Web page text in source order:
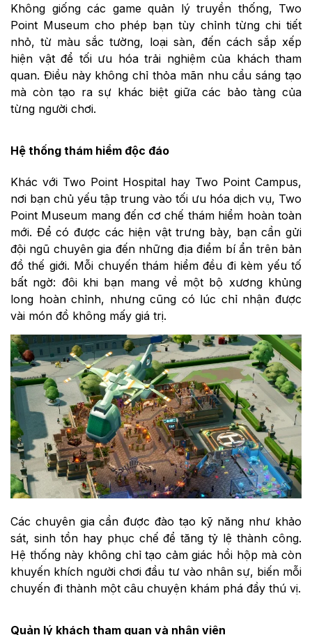
Không giống các game quản lý truyền thống, Two
Point Museum cho phép bạn tùy chỉnh từng chi tiết
nhỏ, từ màu sắc tường, loại sàn, đến cách sắp xếp
hiện vật để tối ưu hóa trải nghiệm của khách tham
quan. Điều này không chỉ thỏa mãn nhu cầu sáng tạo
mà còn tạo ra sự khác biệt giữa các bảo tàng của
từng người chơi.
Hệ thống thám hiểm độc đáo
Khác với Two Point Hospital hay Two Point Campus,
nơi bạn chủ yếu tập trung vào tối ưu hóa dịch vụ, Two
Point Museum mang đến cơ chế thám hiểm hoàn toàn
mới. Để có được các hiện vật trưng bày, bạn cần gửi
đội ngũ chuyên gia đến những địa điểm bí ẩn trên bản
đồ thế giới. Mỗi chuyến thám hiểm đều đi kèm yếu tố
bất ngờ: đôi khi bạn mang về một bộ xương khủng
long hoàn chỉnh, nhưng cũng có lúc chỉ nhận được
vài món đồ không mấy giá trị.
Các chuyên gia cần được đào tạo kỹ năng như khảo
sát, sinh tồn hay phục chế để tăng tỷ lệ thành công.
Hệ thống này không chỉ tạo cảm giác hồi hộp mà còn
khuyến khích người chơi đầu tư vào nhân sự, biến mỗi
chuyến đi thành một câu chuyện khám phá đầy thú vị.
Quản lý khách tham quan và nhân viên